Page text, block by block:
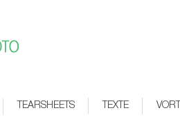
TEARSHEETS TEXTE